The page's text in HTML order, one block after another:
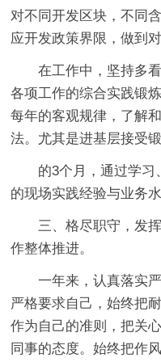
对不同开发区块，不同
应开发政策界限，做到
在工作中，坚持多
各项工作的综合实践锻
每年的客观规律，了解
法。尤其是进基层接受
的3个月，通过学习
的现场实践经验与业务
三、格尽职守，发
作整体推进。
一年来，认真落实
严格要求自己，始终把
作为自己的准则，把关
同事的态度。始终把作